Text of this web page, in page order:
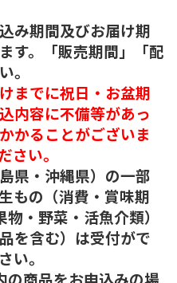
み期間及びお届け期
す。「販売期間」「配
。
までに祝日・お盆期
内容に不備等があっ
かることがございま
さい。
県・沖縄県）の一部
もの（消費・賞味期
・野菜・活魚介類）
を含む）は受付がで
い。
商品をお申込みの場